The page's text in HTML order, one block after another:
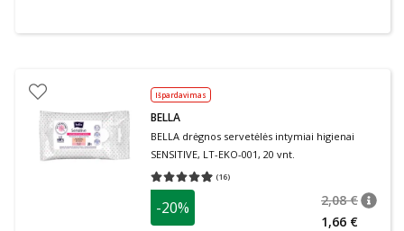
Išpardavimas
BELLA
BELLA drėgnos servetėlės intymiai higienai
SENSITIVE, LT-EKO-001, 20 vnt.
(16)
Vidutinis įvertinimas 4.94
-20% 2,08 €
1,66 €